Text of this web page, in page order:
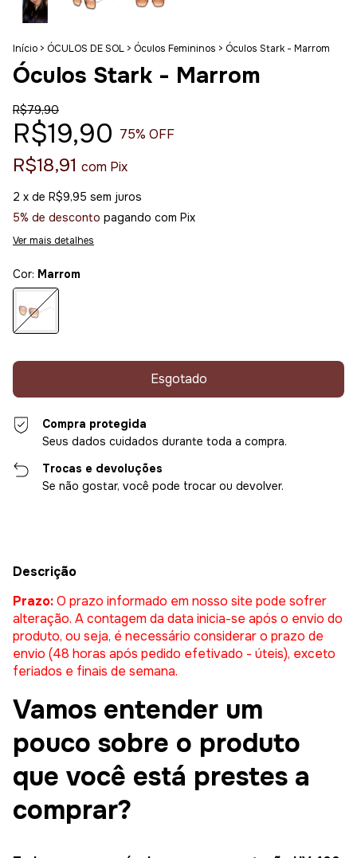
Início > ÓCULOS DE SOL > Óculos Femininos > Óculos Stark - Marrom
Óculos Stark - Marrom
R$79,90
R$19,90 75% OFF
R$18,91 com Pix
2 x de R$9,95 sem juros
5% de desconto pagando com Pix
Ver mais detalhes
Cor: Marrom
Compra protegida
Seus dados cuidados durante toda a compra.
Trocas e devoluções
Se não gostar, você pode trocar ou devolver.
Descrição
Prazo:O prazo informado em nosso site pode sofrer
alteração. A contagem da data inicia-se após o envio do
produto, ou seja, é necessário considerar o prazo de
envio (48 horas após pedido efetivado - úteis), exceto
feriados e finais de semana.
Vamos entender um
pouco sobre o produto
que você está prestes a
comprar?